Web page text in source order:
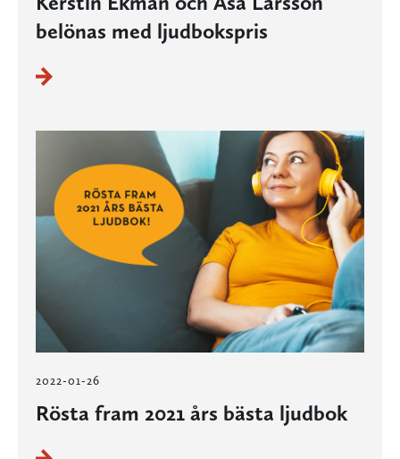
belönas med ljudbokspris
2022-01-26
Rösta fram 2021 års bästa ljudbok